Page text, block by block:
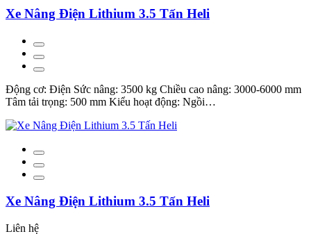
Xe Nâng Điện Lithium 3.5 Tấn Heli
Động cơ: Điện Sức nâng: 3500 kg Chiều cao nâng: 3000-6000 mm
Tâm tải trọng: 500 mm Kiểu hoạt động: Ngồi…
Xe Nâng Điện Lithium 3.5 Tấn Heli
Liên hệ